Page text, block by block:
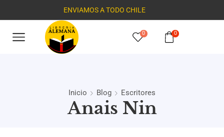
ENVIAMOS A TODO CHILE
0 0
Inicio Blog Escritores
Anais Nin